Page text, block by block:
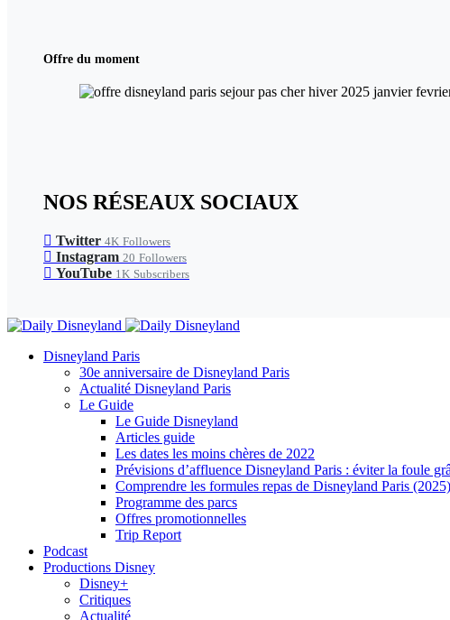
Offre du moment
NOS RÉSEAUX SOCIAUX
Twitter 4K Followers
Instagram 20 Followers
YouTube 1K Subscribers
Disneyland Paris
30e anniversaire de Disneyland Paris
Actualité Disneyland Paris
Le Guide
Le Guide Disneyland
Articles guide
Les dates les moins chères de 2022
Prévisions d’affluence Disneyland Paris : éviter la foule
Comprendre les formules repas de Disneyland Paris (2025)
Programme des parcs
Offres promotionnelles
Trip Report
Podcast
Productions Disney
Disney+
Critiques
Actualité